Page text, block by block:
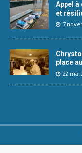
Appel à
et
7
place
22 mai